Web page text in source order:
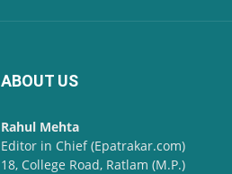
ABOUT US
Rahul Mehta
Editor in Chief (Epatrakar.com)
18, College Road, Ratlam (M.P.)